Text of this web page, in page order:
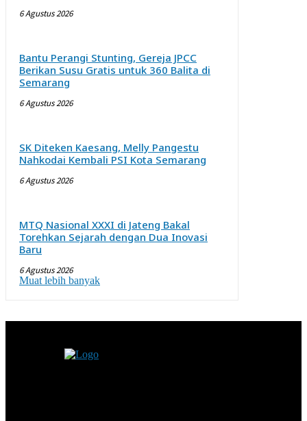
6 Agustus 2026
Bantu Perangi Stunting, Gereja JPCC
Berikan Susu Gratis untuk 360 Balita di
Semarang
6 Agustus 2026
SK Diteken Kaesang, Melly Pangestu
Nahkodai Kembali PSI Kota Semarang
6 Agustus 2026
MTQ Nasional XXXI di Jateng Bakal
Torehkan Sejarah dengan Dua Inovasi
Baru
6 Agustus 2026
Muat lebih banyak